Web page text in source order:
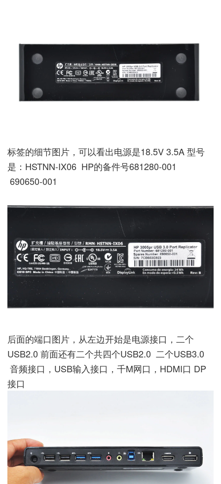
标签的细节图片，可以看出电源是18.5V 3.5A 型号
是：HSTNN-IX06 HP的备件号681280-001
690650-001
后面的端口图片，从左边开始是电源接口，二个
USB2.0 前面还有二个共四个USB2.0 二个USB3.0
音频接口，USB输入接口，千M网口，HDMI口 DP
接口